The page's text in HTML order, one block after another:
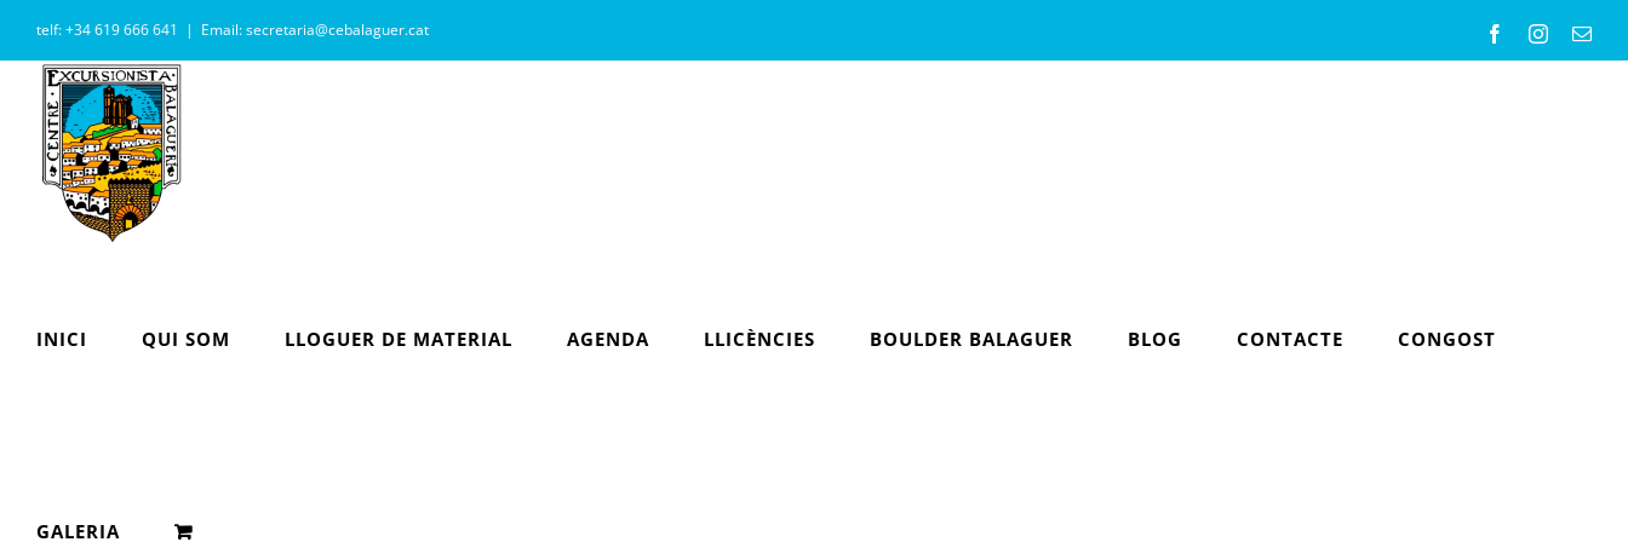
to
content
telf: +34 619 666 641 | Email: secretaria@cebalaguer.cat FacebookInstagram
INICI QUI SOM LLOGUER DE MATERIAL AGENDA LLICÈNCIES BOULDER BALAGUER BLOG CONTACTE CONGOST
GALERIA